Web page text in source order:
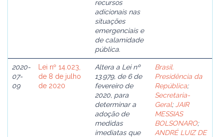
recursos
adicionais nas
situações
emergenciais e
de calamidade
pública.
2020-
07-
09
Lei nº 14.023,
de 8 de julho
de 2020
Altera a Lei nº
13.979, de 6 de
fevereiro de
2020, para
determinar a
adoção de
medidas
imediatas que
Brasil.
Presidência da
República;
Secretaria-
Geral; JAIR
MESSIAS
BOLSONARO;
ANDRÉ LUIZ DE